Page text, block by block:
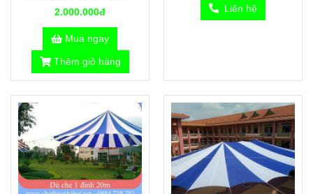
2.000.000đ
Mua ngay
Thêm giỏ hàng
Liên hệ